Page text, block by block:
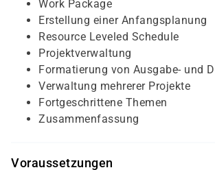
Work Package
Erstellung einer Anfangsplanung
Resource Leveled Schedule
Projektverwaltung
Formatierung von Ausgabe- und
Verwaltung mehrerer Projekte
Fortgeschrittene Themen
Zusammenfassung
Voraussetzungen